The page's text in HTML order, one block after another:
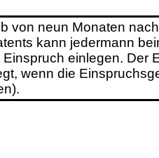
von neun Monaten
kann jedermann
einlegen. Der
wenn die